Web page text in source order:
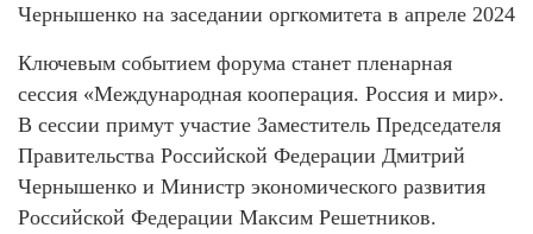
Чернышенко на заседании оргкомитета в апреле 2024
Ключевым событием форума станет пленарная
сессия «Международная кооперация. Россия и мир».
В сессии примут участие Заместитель Председателя
Правительства Российской Федерации Дмитрий
Чернышенко и Министр экономического развития
Российской Федерации Максим Решетников.